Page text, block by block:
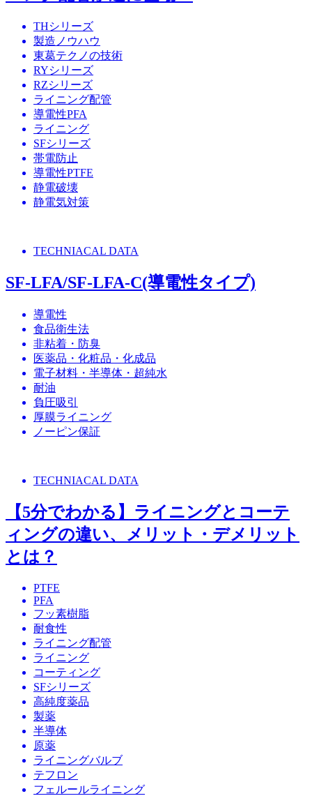
THシリーズ
製造ノウハウ
東葛テクノの技術
RYシリーズ
RZシリーズ
ライニング配管
導電性PFA
ライニング
SFシリーズ
帯電防止
導電性PTFE
静電破壊
静電気対策
TECHNIACAL DATA
SF-LFA/SF-LFA-C(導電性タイプ)
導電性
食品衛生法
非粘着・防臭
医薬品・化粧品・化成品
電子材料・半導体・超純水
耐油
負圧吸引
厚膜ライニング
ノーピン保証
TECHNIACAL DATA
【5分でわかる】ライニングとコーテ
ィングの違い、メリット・デメリット
とは？
PTFE
PFA
フッ素樹脂
耐食性
ライニング配管
ライニング
コーティング
SFシリーズ
高純度薬品
製薬
半導体
原薬
ライニングバルブ
テフロン
フェルールライニング